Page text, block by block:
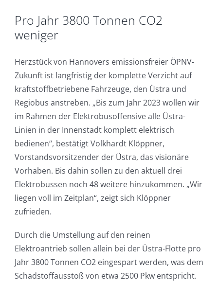
Pro Jahr 3800 Tonnen CO2
weniger
Herzstück von Hannovers emissionsfreier ÖPNV-
Zukunft ist langfristig der komplette Verzicht auf
kraftstoffbetriebene Fahrzeuge, den Üstra und
Regiobus anstreben. „Bis zum Jahr 2023 wollen wir
im Rahmen der Elektrobusoffensive alle Üstra-
Linien in der Innenstadt komplett elektrisch
bedienen“, bestätigt Volkhardt Klöppner,
Vorstandsvorsitzender der Üstra, das visionäre
Vorhaben. Bis dahin sollen zu den aktuell drei
Elektrobussen noch 48 weitere hinzukommen. „Wir
liegen voll im Zeitplan“, zeigt sich Klöppner
zufrieden.
Durch die Umstellung auf den reinen
Elektroantrieb sollen allein bei der Üstra-Flotte pro
Jahr 3800 Tonnen CO2 eingespart werden, was dem
Schadstoffausstoß von etwa 2500 Pkw entspricht.